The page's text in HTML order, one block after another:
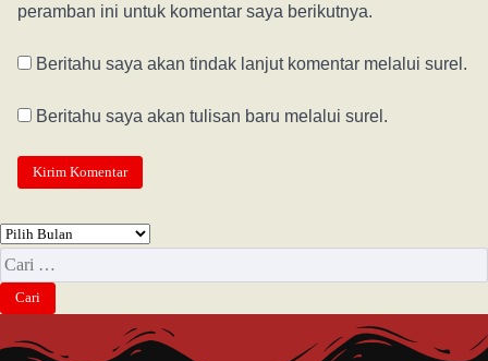
peramban ini untuk komentar saya berikutnya.
Beritahu saya akan tindak lanjut komentar melalui surel.
Beritahu saya akan tulisan baru melalui surel.